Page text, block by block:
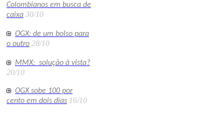
Colombianos em busca de
caixa 30/10
OGX: de um bolso para
o outro 28/10
MMX: solução à vista?
20/10
OGX sobe 100 por
cento em dois dias 16/10